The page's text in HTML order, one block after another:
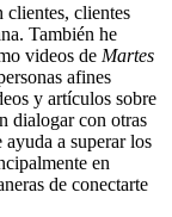
clientes, clientes
También he
videos de Martes
afines
y artículos sobre
dialogar con otras
ayuda a superar los
en
de conectarte